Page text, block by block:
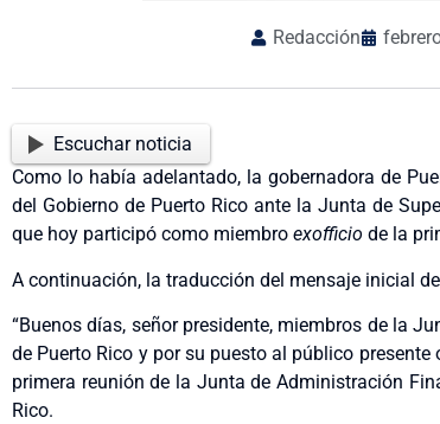
Redacción
Escuchar noticia
Como lo había adelantado, la gobernadora de
del Gobierno de Puerto Rico ante la Junta de
que hoy participó como miembro exofficio de la
A continuación, la traducción del mensaje inicial
“Buenos días, señor presidente, miembros de la
de Puerto Rico y por su puesto al público
primera reunión de la Junta de Administración
Rico.